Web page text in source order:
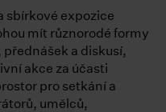
sbírkové expozice
mít různorodé formy
a diskusí,
akce za účasti
pro setkání a
umělců,